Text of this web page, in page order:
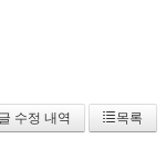
수정 내역 목록